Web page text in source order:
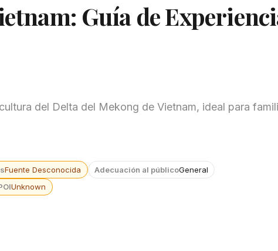
Guía de
del Delta del Mekong de Vietnam, ideal para
Fuente Desconocida Adecuación al públicoGeneral
Unknown